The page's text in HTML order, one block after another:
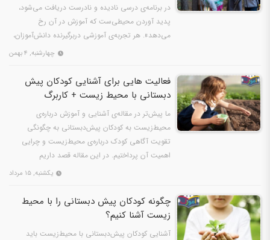
در برنامه‌ی درسی نادیده و نادرست دریافت می‌شود،
پدید آوردن محیطی‌ست كه آموزش در آن رخ
می‌دهد». هر تجربه‌ی آموزشی دربرگیرنده دانش‌آموزان،
چهارشنبه, ۴ بهمن
فعالیت هایی برای آشنایی کودکان پیش
‌دبستانی با محیط ‌زیست + کاربرگ
ما پیش‌تر در مقاله‌ی آشنایی و آموزش درباره‌ی
محیط‌زیست به کودکان پیش‌دبستانی به چگونگی
تقویت آگاهی کودک درباره‌ی محیط‌زیست و چرایی
اهمیت آن پرداختیم. در این مقاله قصد داریم
یکشنبه, ۱۵ مرداد
چگونه کودکان پیش دبستانی را با محیط‌
زیست آشنا کنیم؟
آشنایی کودکان پیش‌دبستانی با محیط‌زیست باید